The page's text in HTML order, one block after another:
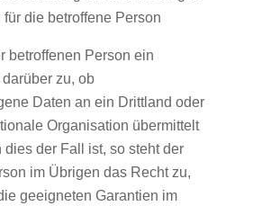
die betroffene Person
betroffenen Person ein
zu, ob
Daten an ein Drittland oder
Organisation übermittelt
dies der Fall ist, so steht der
im Übrigen das Recht zu,
geeigneten Garantien im